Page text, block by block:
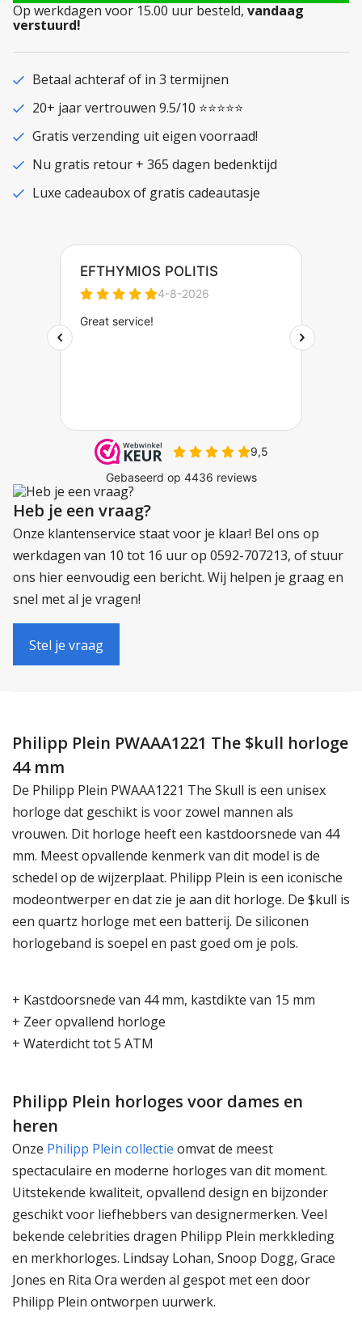
Op werkdagen voor 15.00 uur besteld, vandaag
verstuurd!
Betaal achteraf of in 3 termijnen
20+ jaar vertrouwen 9.5/10 ⭐⭐⭐⭐⭐
Gratis verzending uit eigen voorraad!
Nu gratis retour + 365 dagen bedenktijd
Luxe cadeaubox of gratis cadeautasje
Heb je een vraag?
Onze klantenservice staat voor je klaar! Bel ons op
werkdagen van 10 tot 16 uur op 0592-707213, of stuur
ons hier eenvoudig een bericht. Wij helpen je graag en
snel met al je vragen!
Stel je vraag
Philipp Plein PWAAA1221 The $kull horloge
44 mm
De Philipp Plein PWAAA1221 The Skull is een unisex
horloge dat geschikt is voor zowel mannen als
vrouwen. Dit horloge heeft een kastdoorsnede van 44
mm. Meest opvallende kenmerk van dit model is de
schedel op de wijzerplaat. Philipp Plein is een iconische
modeontwerper en dat zie je aan dit horloge. De $kull is
een quartz horloge met een batterij. De siliconen
horlogeband is soepel en past goed om je pols.
+ Kastdoorsnede van 44 mm, kastdikte van 15 mm
+ Zeer opvallend horloge
+ Waterdicht tot 5 ATM
Philipp Plein horloges voor dames en
heren
Onze Philipp Plein collectie omvat de meest
spectaculaire en moderne horloges van dit moment.
Uitstekende kwaliteit, opvallend design en bijzonder
geschikt voor liefhebbers van designermerken. Veel
bekende celebrities dragen Philipp Plein merkkleding
en merkhorloges. Lindsay Lohan, Snoop Dogg, Grace
Jones en Rita Ora werden al gespot met een door
Philipp Plein ontworpen uurwerk.